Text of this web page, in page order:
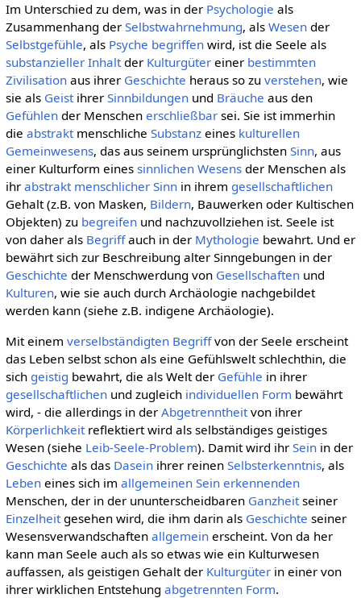
Im Unterschied zu dem, was in der Psychologie als
Zusammenhang der Selbstwahrnehmung, als Wesender
Selbstgefühle, als Psyche begriffenwird, ist die Seele als
substanzieller Inhaltder Kulturgütereiner bestimmten
Zivilisationaus ihrer Geschichte heraus so zu verstehen, wie
sie als Geistihrer Sinnbildungenund Bräuche aus den
Gefühlender Menschen erschließbarsei. Sie ist immerhin
die abstraktmenschliche Substanzeines kulturellen
Gemeinwesens, das aus seinem ursprünglichsten Sinn, aus
einer Kulturform eines sinnlichen Wesensder Menschen als
ihr abstrakt menschlicher Sinnin ihrem gesellschaftlichen
Gehalt (z.B. von Masken, Bildern, Bauwerken oder Kultischen
Objekten) zu begreifenund nachzuvollziehen ist. Seele ist
von daher als Begriffauch in der Mythologie bewahrt. Und er
bewährt sich zur Beschreibung alter Sinngebungen in der
Geschichte der Menschwerdung von Gesellschaftenund
Kulturen, wie sie auch durch Archäologie nachgebildet
werden kann (siehe z.B. indigene Archäologie).
Mit einem verselbständigten Begriffvon der Seele erscheint
das Leben selbst schon als eine Gefühlswelt schlechthin, die
sich geistig bewahrt, die als Welt der Gefühle in ihrer
gesellschaftlichenund zugleich individuellen Form bewährt
wird, - die allerdings in der Abgetrenntheitvon ihrer
Körperlichkeitreflektiert wird als selbständiges geistiges
Wesen (siehe Leib-Seele-Problem). Damit wird ihr Seinin der
Geschichte als das Daseinihrer reinen Selbsterkenntnis, als
Lebeneines sich im allgemeinen Sein erkennenden
Menschen, der in der ununterscheidbaren Ganzheitseiner
Einzelheitgesehen wird, die ihm darin als Geschichte seiner
Wesensverwandschaften allgemeinerscheint. Von da her
kann man Seele auch als so etwas wie ein Kulturwesen
auffassen, als geistigen Gehalt der Kulturgüterin einer von
ihrer wirklichen Entstehung abgetrennten Form.